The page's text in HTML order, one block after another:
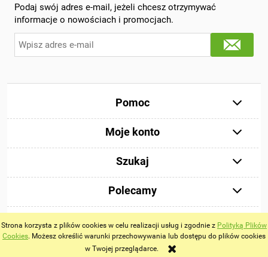
Strona korzysta z plików cookies w celu realizacji usług i zgodnie z Polityką Plików
Cookies. Możesz określić warunki przechowywania lub dostępu do plików cookies
w Twojej przeglądarce.
Podaj swój adres e-mail, jeżeli chcesz otrzymywać
informacje o nowościach i promocjach.
Pomoc
Moje konto
Szukaj
Polecamy
Pokaż pełną wersję strony
Sklep internetowy Shoper.pl